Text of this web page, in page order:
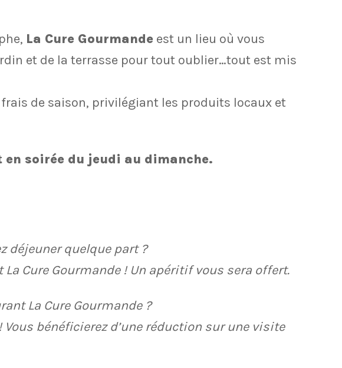
La Cure Gourmande est un lieu où vous
et de la terrasse pour tout oublier…tout est mis
de saison, privilégiant les produits locaux et
soirée du jeudi au dimanche.
déjeuner quelque part ?
Cure Gourmande ! Un apéritif vous sera offert.
La Cure Gourmande ?
bénéficierez d’une réduction sur une visite